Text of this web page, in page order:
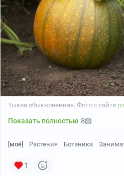
Фото Mike Roberts.
Эти самые «пальцы»
торчат из мха или из щелей
напоминая человеческую
Тыква обыкновенная. Фото с сайта
Показать полностью 8
[моё] Растения Ботаника
1